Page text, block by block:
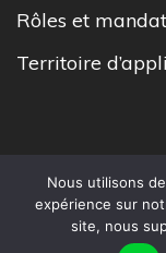
Rôles et
Territoire
Tous
Nous utilisons
expérience sur
site, nous